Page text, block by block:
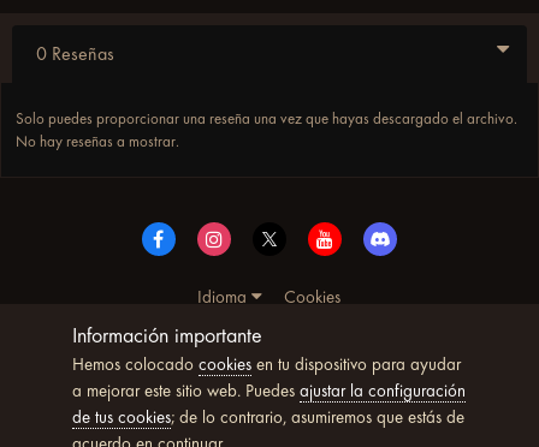
0 Reseñas
Solo puedes proporcionar una reseña una vez que hayas descargado el archivo.
No hay reseñas a mostrar.
Idioma
Cookies
© Copyright UltimoWoW™ 2025. Todos los derechos
reservados
Powered by Invision Community
Información importante
Hemos colocado cookiesen tu dispositivo para ayudar
a mejorar este sitio web. Puedes ajustar la configuración
de tus cookies; de lo contrario, asumiremos que estás de